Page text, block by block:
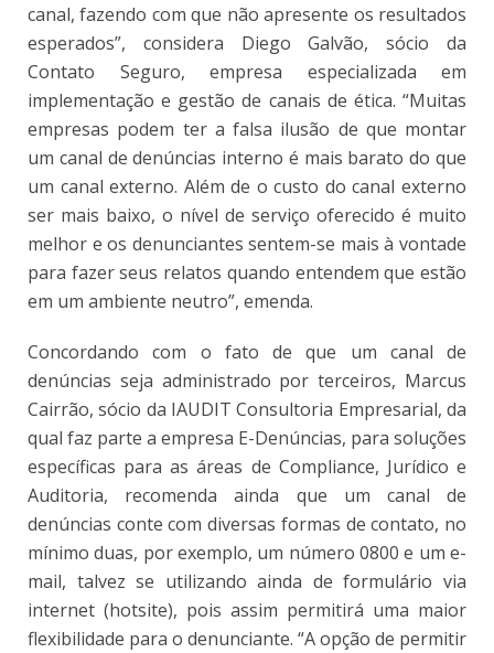
canal, fazendo com que não apresente os resultados
esperados”, considera Diego Galvão, sócio da
Contato Seguro, empresa especializada em
implementação e gestão de canais de ética. “Muitas
empresas podem ter a falsa ilusão de que montar
um canal de denúncias interno é mais barato do que
um canal externo. Além de o custo do canal externo
ser mais baixo, o nível de serviço oferecido é muito
melhor e os denunciantes sentem-se mais à vontade
para fazer seus relatos quando entendem que estão
em um ambiente neutro”, emenda.
Concordando com o fato de que um canal de
denúncias seja administrado por terceiros, Marcus
Cairrão, sócio da IAUDIT Consultoria Empresarial, da
qual faz parte a empresa E-Denúncias, para soluções
específicas para as áreas de Compliance, Jurídico e
Auditoria, recomenda ainda que um canal de
denúncias conte com diversas formas de contato, no
mínimo duas, por exemplo, um número 0800 e um e-
mail, talvez se utilizando ainda de formulário via
internet (hotsite), pois assim permitirá uma maior
flexibilidade para o denunciante. “A opção de permitir